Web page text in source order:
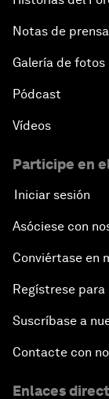
Notas de prensa
Galería de fotos
Pódcast
Vídeos
Participe en
Iniciar sesión
Asóciese con
Conviértase en
Regístrese
Suscríbase a
Contacte con
Enlaces